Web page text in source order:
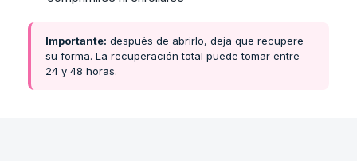
Importante: después de abrirlo, deja que recupere
su forma. La recuperación total puede tomar entre
24 y 48 horas.